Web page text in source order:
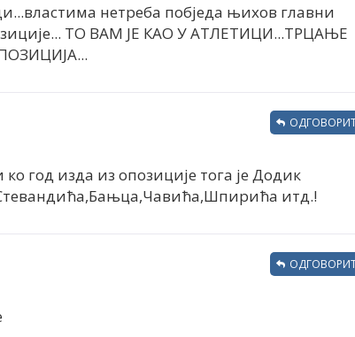
нетреба побједа њихов главни
ТО ВАМ ЈЕ КАО У АТЛЕТИЦИ...ТРЦАЊЕ
ко год изда из опозиције тога је Додик
итд.!